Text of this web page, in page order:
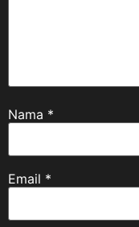
Nama *
Email *